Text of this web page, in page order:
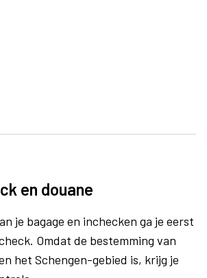
en douane
je bagage en inchecken ga je eerst
Omdat de bestemming van
het Schengen-gebied is, krijg je